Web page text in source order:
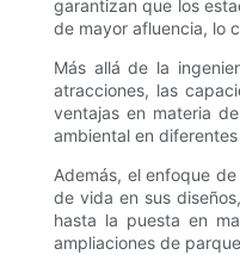
garantizan que los
de mayor afluencia, lo
Más allá de la
atracciones, las
ventajas en materia
ambiental en
Además, el enfoque
de vida en sus
hasta la puesta en
ampliaciones de